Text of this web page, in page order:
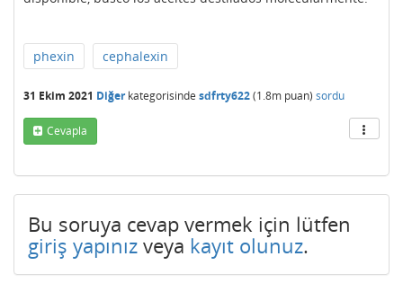
phexin cephalexin
31 Ekim 2021 Diğerkategorisinde sdfrty622(1.8m puan) sordu
Cevapla
Bu soruya cevap vermek için lütfen
giriş yapınız veya kayıt olunuz.